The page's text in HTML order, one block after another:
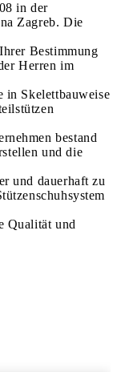
in der
Zagreb. Die
Bestimmung
Herren im
in Skelettbauweise
bestand
und die
und dauerhaft zu
Qualität und